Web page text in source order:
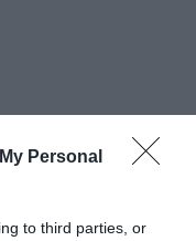
Personal
to third parties, or